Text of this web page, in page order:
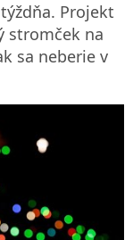
Projekt
stromček na
sa neberie v